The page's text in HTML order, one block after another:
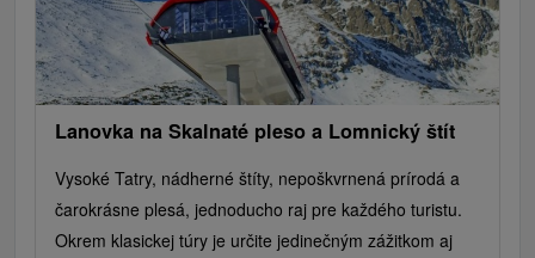
Lanovka na Skalnaté pleso a Lomnický štít
Vysoké Tatry, nádherné štíty, nepoškvrnená prírodá a
čarokrásne plesá, jednoducho raj pre každého turistu.
Okrem klasickej túry je určite jedinečným zážitkom aj